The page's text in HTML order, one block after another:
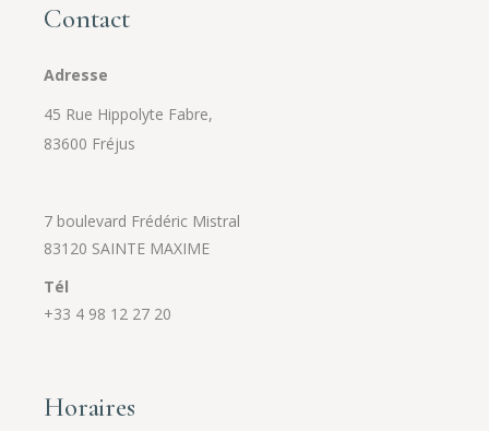
Contact
Adresse
45 Rue Hippolyte Fabre,
83600 Fréjus
7 boulevard Frédéric Mistral
83120 SAINTE MAXIME
Tél
+33 4 98 12 27 20
Horaires